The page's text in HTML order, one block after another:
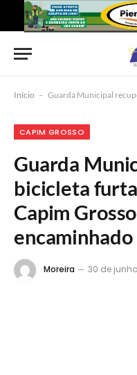
Início - Guarda Municipal recupera bicicleta
CAPIM GROSSO
Guarda
bicicleta
Capim
Moreira 30 de